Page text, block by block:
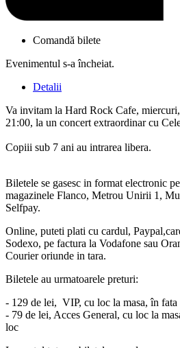
Comandă bilete
Evenimentul s-a încheiat.
Detalii
Va invitam la Hard Rock Cafe,
21:00, la un concert extraordinar cu
Copiii sub 7 ani au intrarea libera.
Biletele se gasesc in format electronic pe
magazinele Flanco, Metrou Unirii 1,
Selfpay.
Online, puteti plati cu cardul,
Sodexo, pe factura la Vodafone sau
Courier oriunde in tara.
Biletele au urmatoarele preturi:
- 129 de lei, VIP, cu loc la masa, în fata
- 79 de lei, Acces General, cu loc la
loc